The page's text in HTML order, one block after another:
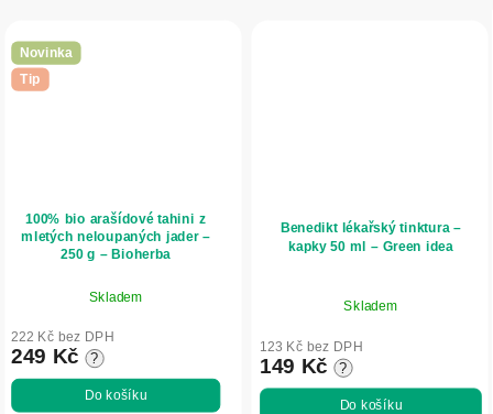
Novinka
Tip
100% bio arašídové tahini z
mletých neloupaných jader –
250 g – Bioherba
Skladem
222 Kč bez DPH
249 Kč ?
Do košíku
Benedikt lékařský tinktura –
kapky 50 ml – Green idea
Skladem
123 Kč bez DPH
149 Kč ?
Do košíku